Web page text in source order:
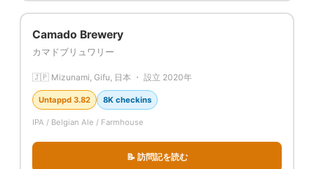
Camado Brewery
カマドブリュワリー
🇯🇵 Mizunami, Gifu, 日本 ・ 設立 2020年
Untappd 3.82 8K checkins
IPA / Belgian Ale / Farmhouse
📝 訪問記を読む